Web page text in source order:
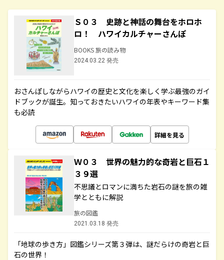
Ｓ０３ 史跡と神話の舞台をホロホ
ロ！ ハワイカルチャーさんぽ
BOOKS 旅の読み物
2024.03.22 発売
おさんぽしながらハワイの歴史と文化を楽しく学ぶ最強のガイ
ドブックが誕生。知っておきたいハワイの年表やキーワード集
も必読
詳細を見る
Ｗ０３ 世界の魅力的な奇岩と巨石１
３９選
不思議とロマンに満ちた岩石の謎を旅の雑
学とともに解説
旅の図鑑
2021.03.18 発売
「地球の歩き方」図鑑シリーズ第３弾は、謎だらけの奇岩と巨
石の世界！